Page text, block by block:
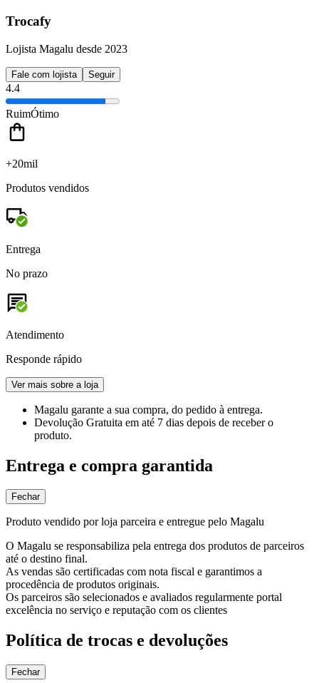
Trocafy
Lojista Magalu desde 2023
Fale com lojista Seguir
4.4
RuimÓtimo
+20mil
Produtos vendidos
Entrega
No prazo
Atendimento
Responde rápido
Ver mais sobre a loja
Magalu garante a sua compra, do pedido à entrega.
Devolução Gratuita em até 7 dias depois de receber o
produto.
Entrega e compra garantida
Fechar
Produto vendido por loja parceira e entregue pelo Magalu
O Magalu se responsabiliza pela entrega dos produtos de parceiros
até o destino final.
As vendas são certificadas com nota fiscal e garantimos a
procedência de produtos originais.
Os parceiros são selecionados e avaliados regularmente portal
excelência no serviço e reputação com os clientes
Política de trocas e devoluções
Fechar